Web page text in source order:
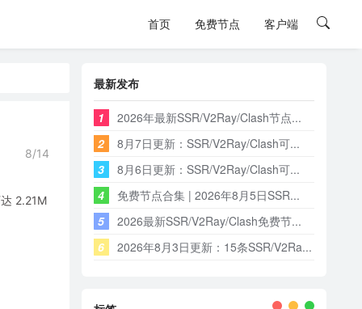
首页 免费节点 客户端
8/14
2.21M
最新发布
1
2026年最新SSR/V2Ray/Clash节点...
2
8月7日更新：SSR/V2Ray/Clash可...
3
8月6日更新：SSR/V2Ray/Clash可...
4
免费节点合集 | 2026年8月5日SSR...
5
2026最新SSR/V2Ray/Clash免费节...
6
2026年8月3日更新：15条SSR/V2Ra...